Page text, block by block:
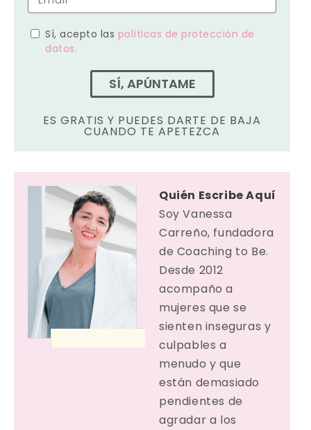
Sí, acepto las políticas de protección de
datos.
SÍ, APÚNTAME
ES GRATIS Y PUEDES DARTE DE BAJA
CUANDO TE APETEZCA
Quién Escribe Aquí
Soy Vanessa
Carreño, fundadora
de Coaching to Be.
Desde 2012
acompaño a
mujeres que se
sienten inseguras y
culpables a
menudo y que
están demasiado
pendientes de
agradar a los